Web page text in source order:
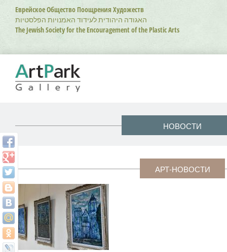
Перейти
основному
содержанию
Еврейское Общество Поощрения Художеств
האגודה היהודית לעידוד האמנויות הפלסטיות
The Jewish Society for the Encouragement of the Plastic Arts
НОВОСТИ
АРТ-НОВОСТИ